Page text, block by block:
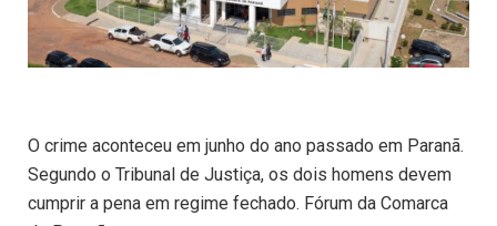
O crime aconteceu em junho do ano passado em Paranã.
Segundo o Tribunal de Justiça, os dois homens devem
cumprir a pena em regime fechado. Fórum da Comarca